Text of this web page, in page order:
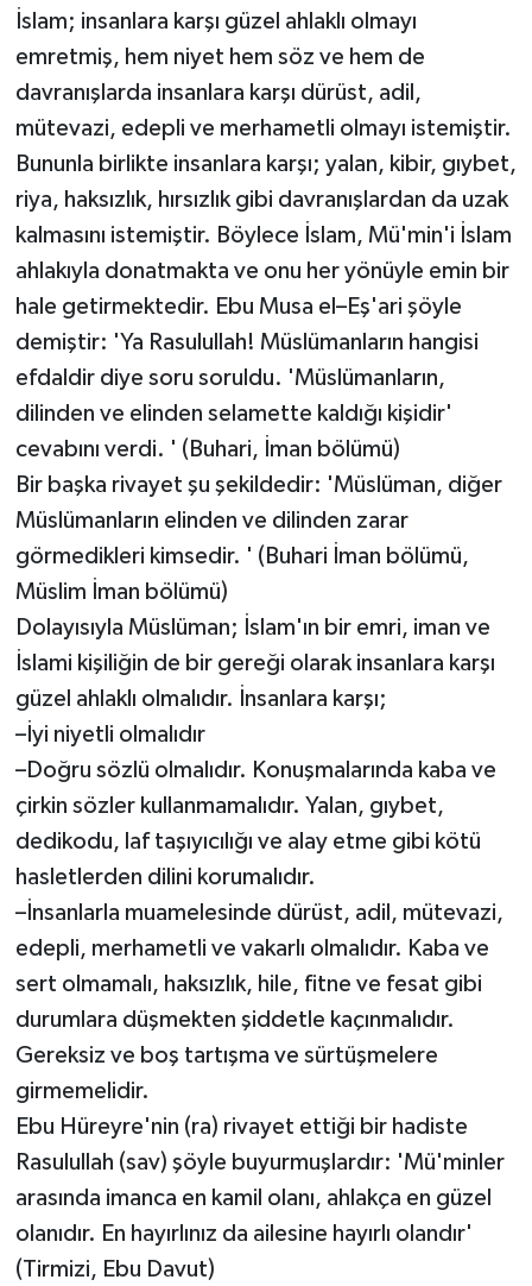
İslam; insanlara karşı güzel ahlaklı olmayı
emretmiş, hem niyet hem söz ve hem de
davranışlarda insanlara karşı dürüst, adil,
mütevazi, edepli ve merhametli olmayı istemiştir.
Bununla birlikte insanlara karşı; yalan, kibir, gıybet,
riya, haksızlık, hırsızlık gibi davranışlardan da uzak
kalmasını istemiştir. Böylece İslam, Mü'min'i İslam
ahlakıyla donatmakta ve onu her yönüyle emin bir
hale getirmektedir. Ebu Musa el–Eş'ari şöyle
demiştir: 'Ya Rasulullah! Müslümanların hangisi
efdaldir diye soru soruldu. 'Müslümanların,
dilinden ve elinden selamette kaldığı kişidir'
cevabını verdi. ' (Buhari, İman bölümü)
Bir başka rivayet şu şekildedir: 'Müslüman, diğer
Müslümanların elinden ve dilinden zarar
görmedikleri kimsedir. ' (Buhari İman bölümü,
Müslim İman bölümü)
Dolayısıyla Müslüman; İslam'ın bir emri, iman ve
İslami kişiliğin de bir gereği olarak insanlara karşı
güzel ahlaklı olmalıdır. İnsanlara karşı;
–İyi niyetli olmalıdır
–Doğru sözlü olmalıdır. Konuşmalarında kaba ve
çirkin sözler kullanmamalıdır. Yalan, gıybet,
dedikodu, laf taşıyıcılığı ve alay etme gibi kötü
hasletlerden dilini korumalıdır.
–İnsanlarla muamelesinde dürüst, adil, mütevazi,
edepli, merhametli ve vakarlı olmalıdır. Kaba ve
sert olmamalı, haksızlık, hile, fitne ve fesat gibi
durumlara düşmekten şiddetle kaçınmalıdır.
Gereksiz ve boş tartışma ve sürtüşmelere
girmemelidir.
Ebu Hüreyre'nin (ra) rivayet ettiği bir hadiste
Rasulullah (sav) şöyle buyurmuşlardır: 'Mü'minler
arasında imanca en kamil olanı, ahlakça en güzel
olanıdır. En hayırlınız da ailesine hayırlı olandır'
(Tirmizi, Ebu Davut)